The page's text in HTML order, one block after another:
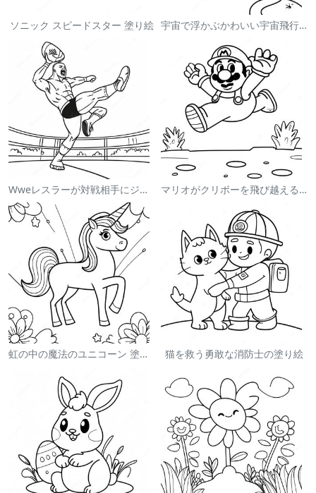
ソニック スピードスター 塗り絵 宇宙で浮かぶかわいい宇宙飛行士 塗り絵
Wweレスラーが対戦相手にジャンプする塗り絵 マリオがクリボーを飛び越える塗り絵
虹の中の魔法のユニコーン 塗り絵 猫を救う勇敢な消防士の塗り絵